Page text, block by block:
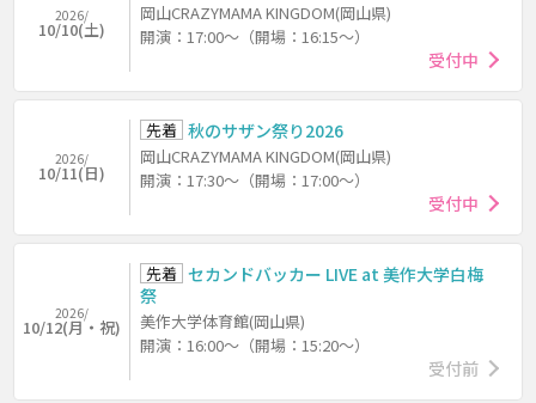
2026/
10/10(土)
岡山CRAZYMAMA KINGDOM(岡山県)
開演：17:00～（開場：16:15～）
受付中
2026/
10/11(日)
先着 秋のサザン祭り2026
岡山CRAZYMAMA KINGDOM(岡山県)
開演：17:30～（開場：17:00～）
受付中
2026/
10/12(月・祝)
先着 セカンドバッカー LIVE at 美作大学白梅
祭
美作大学体育館(岡山県)
開演：16:00～（開場：15:20～）
受付前